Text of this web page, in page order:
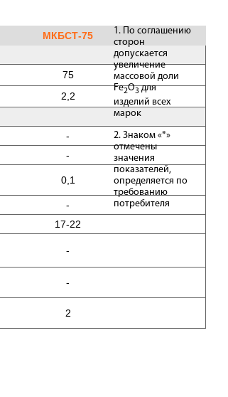
МКБСТ-75
75
2,2
-
-
0,1
-
17-22
-
-
2
1. По соглашению
сторон
допускается
увеличение
массовой доли
Fe2O3для
изделий всех
марок
2. Знаком «*»
отмечены
значения
показателей,
определяется по
требованию
потребителя